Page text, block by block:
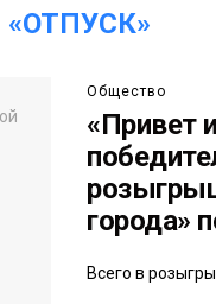
Общество
«Привет
города»
Всего в